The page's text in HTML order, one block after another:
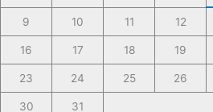
9 10 11 12
16 17 18 19
23 24 25 26
30 31